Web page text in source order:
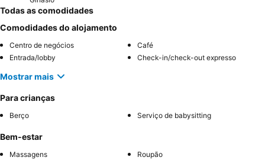
Todas as comodidades
Comodidades do alojamento
Centro de negócios
Café
Entrada/lobby
Check-in/check-out expresso
Mostrar mais
Para crianças
Berço Serviço de babysitting
Bem-estar
Massagens Roupão